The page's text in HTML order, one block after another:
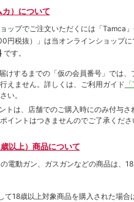
）について
ップでご注⽂いただくには「Tamca」
円税抜）
」は当オンラインショップに
です。
けするまでの「仮の会員番号」では、
えません。詳しくは、ご利⽤ガイド
い。
トは、店舗でのご購⼊時にのみ付与
イントはつきませんのでご了承くださ
以上）商品について
電動ガン、ガスガンなどの商品は、
て18歳以上対象商品を購入された場合